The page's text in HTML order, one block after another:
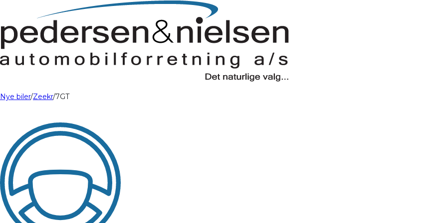
Nye biler Zeekr 7GT